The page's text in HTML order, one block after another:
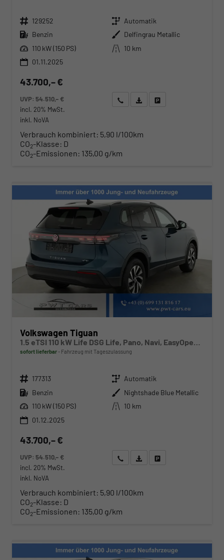
Fahrzeugnr. 129252 Getriebe Automatik
Kraftstoff Benzin Außenfarbe Delfingrau Metallic
Leistung 110 kW (150 PS) Kilometerstand
10 km
01.11.2025
43.700,– €
UVP: 54.510,– €
incl. 20% MwSt.
inkl. NoVA
Wir rufen Sie anAngebot drucken (PDF)
Verbrauch kombiniert: 5,90 l/100km
CO2-Klasse: D
CO2-Emissionen: 135,00 g/km
Volkswagen Tiguan
sofort lieferbar Fahrzeug mit Tageszulassung
Fahrzeugnr. 177313 Getriebe Automatik
Kraftstoff Benzin Außenfarbe Nightshade Blue Metallic
Leistung 110 kW (150 PS) Kilometerstand
10 km
01.12.2025
43.700,– €
UVP: 54.510,– €
incl. 20% MwSt.
inkl. NoVA
Wir rufen Sie anAngebot drucken (PDF)
Verbrauch kombiniert: 5,90 l/100km
CO2-Klasse: D
CO2-Emissionen: 135,00 g/km